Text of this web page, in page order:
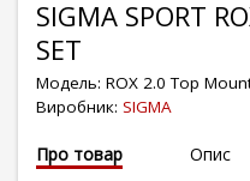
SIGMA SPORT
SET
Модель: ROX 2.0 Top
Виробник: SIGMA
Про товар Опис